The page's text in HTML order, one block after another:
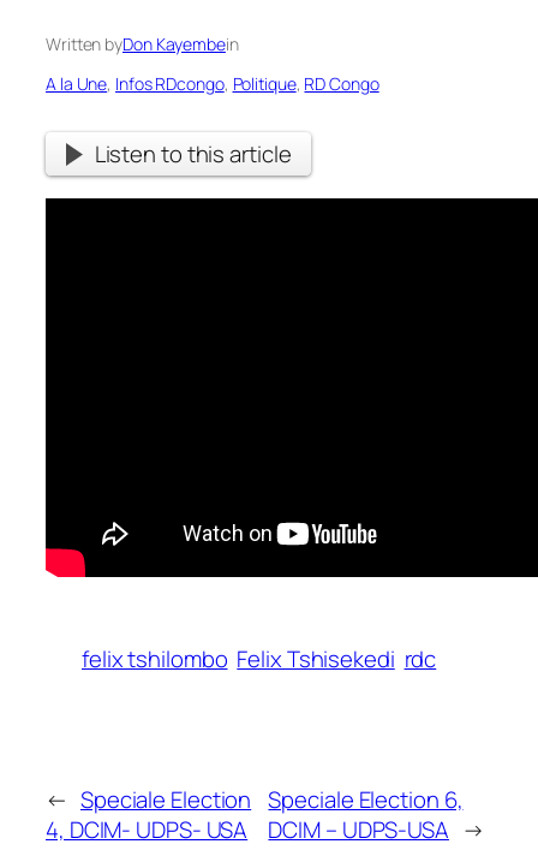
Written byDon Kayembein
A la Une, Infos RDcongo, Politique, RD Congo
Listen to this article
felix tshilombo Felix Tshisekedi rdc
← Speciale Election
4, DCIM- UDPS- USA
Speciale Election 6,
DCIM – UDPS-USA →